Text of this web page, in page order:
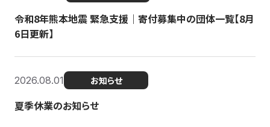
令和8年熊本地震 緊急支援｜寄付募集中の団体一覧【8月
6日更新】
2026.08.01 お知らせ
夏季休業のお知らせ